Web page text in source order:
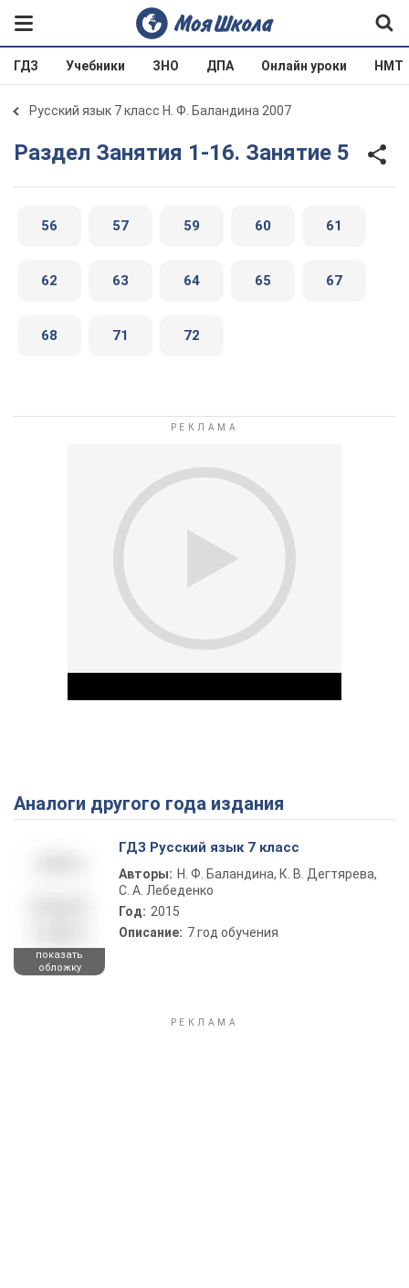
ГДЗ Учебники ЗНО ДПА Онлайн уроки НМТ
Русский язык 7 класс Н. Ф. Баландина 2007
Раздел Занятия 1-16. Занятие 5
56 57 59 60 61
62 63 64 65 67
68 71 72
Play Video
Аналоги другого года издания
показать
обложку
ГДЗ Русский язык 7 класс
Авторы: Н. Ф. Баландина, К. В. Дегтярева,
С. А. Лебеденко
Год: 2015
Описание: 7 год обучения